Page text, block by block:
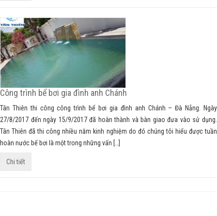
Công trình bể bơi gia đình anh Chánh
Tân Thiên thi công công trình bể bơi gia đình anh Chánh – Đà Nẵng. Ngày
27/8/2017 đến ngày 15/9/2017 đã hoàn thành và bàn giao đưa vào sử dụng.
Tân Thiên đã thi công nhiều năm kinh nghiệm do đó chúng tôi hiểu được tuần
hoàn nước bể bơi là một trong những vấn […]
Chi tiết